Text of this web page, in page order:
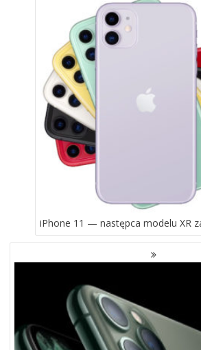
iPhone 11 — następca modelu XR